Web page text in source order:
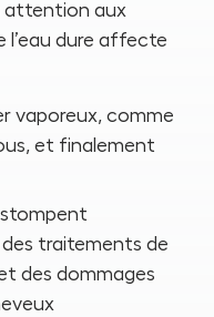
attention aux
l’eau dure affecte
vaporeux, comme
et finalement
traitements de
des dommages